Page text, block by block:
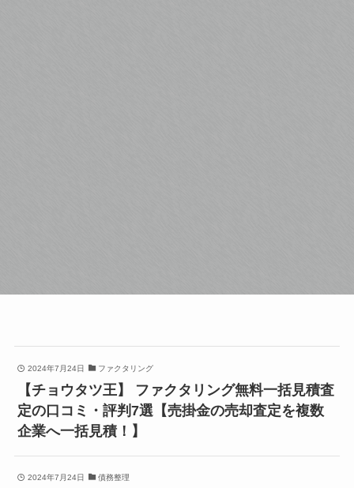
2024年7月24日 ファクタリング
【チョウタツ王】 ファクタリング無料一括見積査
定の口コミ・評判7選【売掛金の売却査定を複数
企業へ一括見積！】
2024年7月24日 債務整理